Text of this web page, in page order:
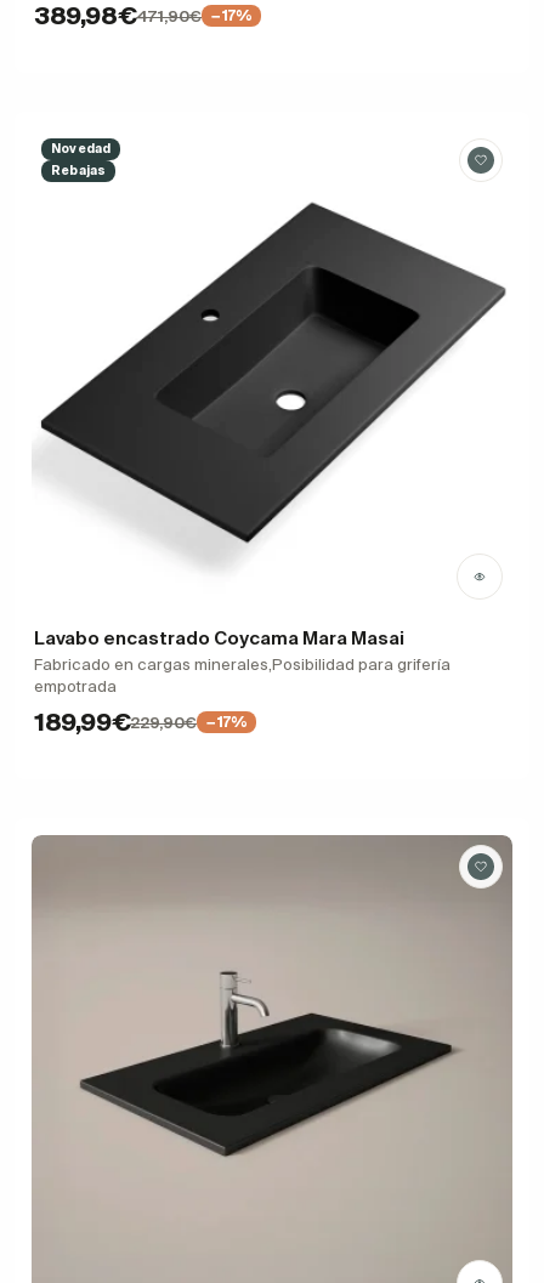
389,98€471,90€ −17%
Novedad
Rebajas
Lavabo encastrado Coycama Mara Masai
Fabricado en cargas minerales,Posibilidad para grifería
empotrada
189,99€229,90€ −17%